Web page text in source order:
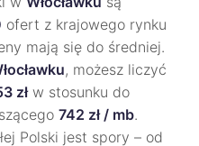
ofert z krajowego rynku
mają się do średniej.
, możesz liczyć
złw stosunku do
742 zł / mb.
Polski jest spory – od